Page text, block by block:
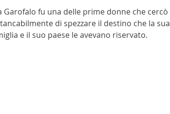
Garofalo fu una delle prime donne che cercò
di spezzare il destino che la sua
e il suo paese le avevano riservato.